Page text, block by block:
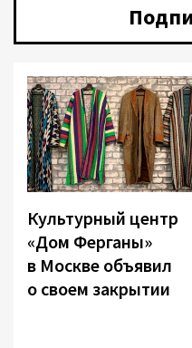
Культурный центр
«Дом Ферганы»
в Москве объявил
о своем закрытии